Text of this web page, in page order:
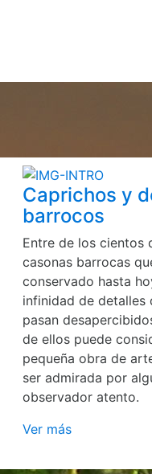
Caprichos y
barrocos
Entre de los cientos
casonas barrocas
conservado hasta
infinidad de detalles
pasan
de ellos puede
pequeña obra de
ser admirada por
observador atento.
Ver más